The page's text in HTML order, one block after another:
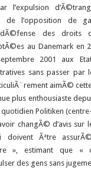
l’expulsion
de l’opposition de
dÃ©fense des droits
au Danemark en
2001 aux
sans passer par
aimÃ©
plus enthousiaste
Politiken
changÃ© d’avis sur
doivent Ãªtre
», estimant que «
des gens sans